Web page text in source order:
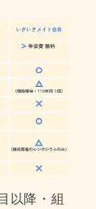
以降・組